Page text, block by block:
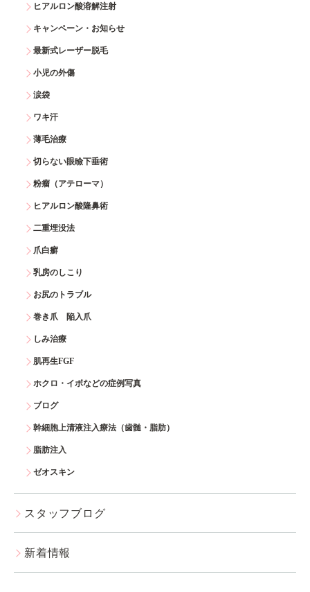
ヒアルロン酸溶解注射
キャンペーン・お知らせ
最新式レーザー脱毛
小児の外傷
涙袋
ワキ汗
薄毛治療
切らない眼瞼下垂術
粉瘤（アテローマ）
ヒアルロン酸隆鼻術
二重埋没法
爪白癬
乳房のしこり
お尻のトラブル
巻き爪 陥入爪
しみ治療
肌再生FGF
ホクロ・イボなどの症例写真
ブログ
幹細胞上清液注入療法（歯髄・脂肪）
脂肪注入
ゼオスキン
スタッフブログ
新着情報